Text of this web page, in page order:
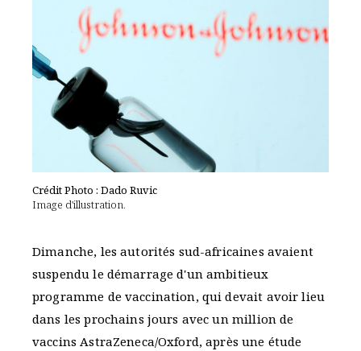
Crédit Photo : Dado Ruvic
Image d'illustration.
Dimanche, les autorités sud-africaines avaient
suspendu le démarrage d'un ambitieux
programme de vaccination, qui devait avoir lieu
dans les prochains jours avec un million de
vaccins AstraZeneca/Oxford, après une étude